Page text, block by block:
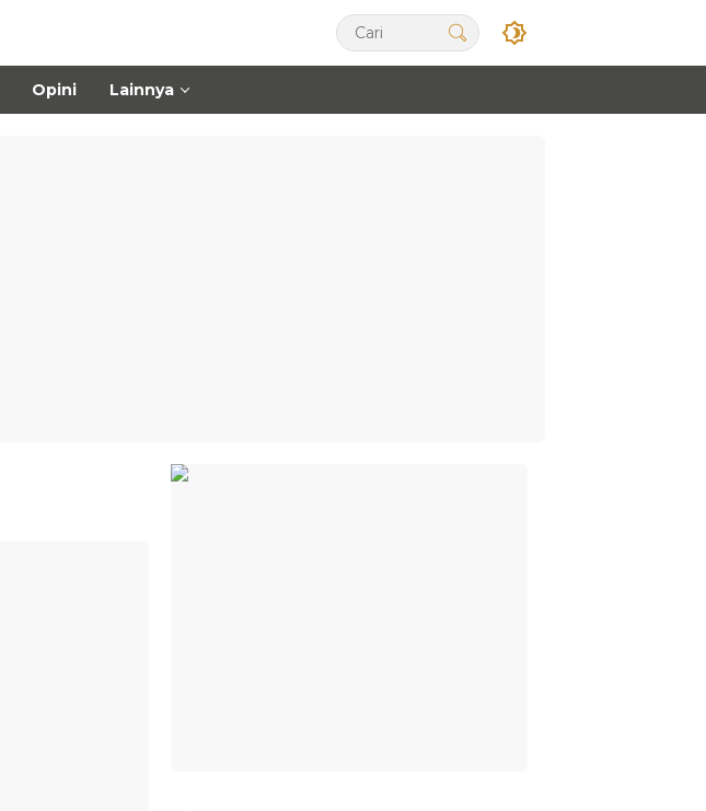
Opini Lainnya